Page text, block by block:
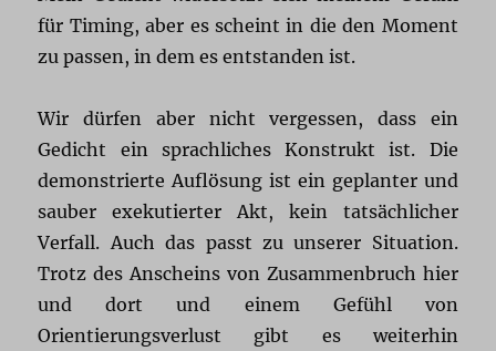
für Timing, aber es scheint in die den Moment
zu passen, in dem es entstanden ist.
Wir dürfen aber nicht vergessen, dass ein
Gedicht ein sprachliches Konstrukt ist. Die
demonstrierte Auflösung ist ein geplanter und
sauber exekutierter Akt, kein tatsächlicher
Verfall. Auch das passt zu unserer Situation.
Trotz des Anscheins von Zusammenbruch hier
und dort und einem Gefühl von
Orientierungsverlust gibt es weiterhin